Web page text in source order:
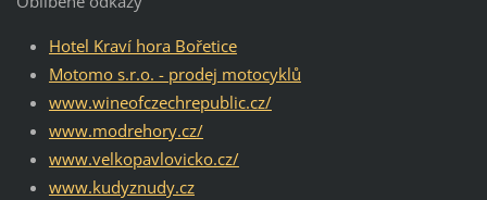
Hotel Kraví hora Bořetice
Motomo s.r.o. - prodej motocyklů
www.wineofczechrepublic.cz/
www.modrehory.cz/
www.velkopavlovicko.cz/
www.kudyznudy.cz